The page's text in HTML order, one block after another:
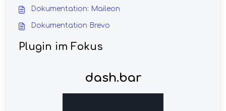
Dokumentation: Maileon
Dokumentation Brevo
Plugin im Fokus
dash.bar